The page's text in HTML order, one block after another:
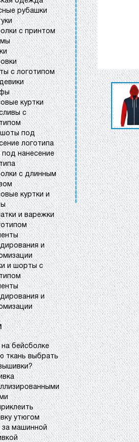
рубашки
с принтом
с логотипом
куртки
с
под
логотипа
под нанесение
с длинным
куртки и
и варежки
и
и шорты с
и
на бейсболке
ткань выбрать
утюгом
за машинной